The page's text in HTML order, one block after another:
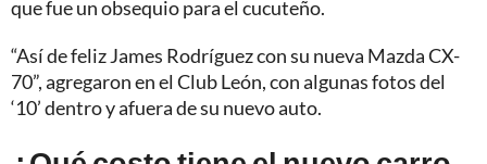
que fue un obsequio para el cucuteño.
“Así de feliz James Rodríguez con su nueva Mazda CX-
70”, agregaron en el Club León, con algunas fotos del
‘10’ dentro y afuera de su nuevo auto.